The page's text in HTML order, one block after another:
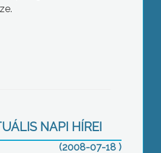
NAPI HÍREI
(2008-07-18 )